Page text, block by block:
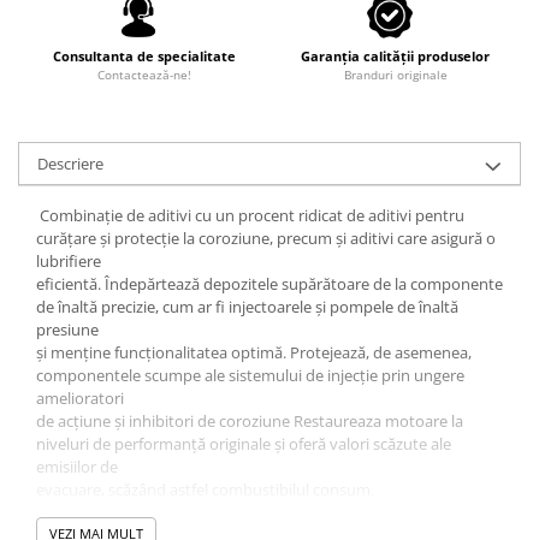
Consultanta de specialitate
Contactează-ne!
Garanția calității produselor
Branduri originale
Descriere
Combinație de aditivi cu un procent ridicat de aditivi pentru
curățare și protecție la coroziune, precum și aditivi care asigură o
lubrifiere
eficientă. Îndepărtează depozitele supărătoare de la componente
de înaltă precizie, cum ar fi injectoarele și pompele de înaltă
presiune
și menține funcționalitatea optimă. Protejează, de asemenea,
componentele scumpe ale sistemului de injecție prin ungere
amelioratori
de acțiune și inhibitori de coroziune Restaureaza motoare la
niveluri de performanță originale și oferă valori scăzute ale
emisiilor de
Proprietăți
- elimină depunerile din întregul sistem de combustibil
VEZI MAI MULT